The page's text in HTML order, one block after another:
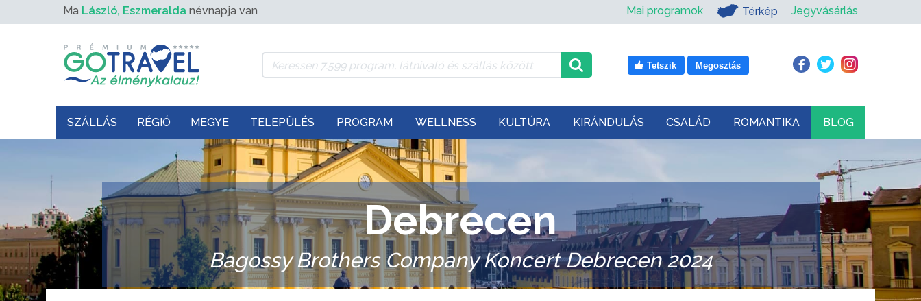
Ma László, Eszmeralda névnapja van Mai programok Térkép Jegyvásárlás
Tetszik Megosztás
SZÁLLÁS RÉGIÓ MEGYE TELEPÜLÉS PROGRAM WELLNESS KULTÚRA KIRÁNDULÁS CSALÁD ROMANTIKA BLOG
Debrecen
Bagossy Brothers Company Koncert Debrecen 2024